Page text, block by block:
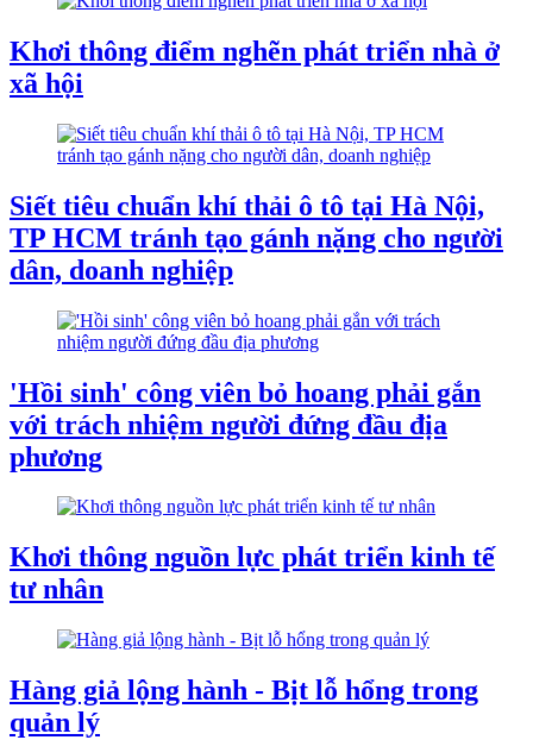
Khơi thông điểm nghẽn phát triển nhà ở
xã hội
Siết tiêu chuẩn khí thải ô tô tại Hà Nội,
TP HCM tránh tạo gánh nặng cho người
dân, doanh nghiệp
'Hồi sinh' công viên bỏ hoang phải gắn
với trách nhiệm người đứng đầu địa
phương
Khơi thông nguồn lực phát triển kinh tế
tư nhân
Hàng giả lộng hành - Bịt lỗ hổng trong
quản lý